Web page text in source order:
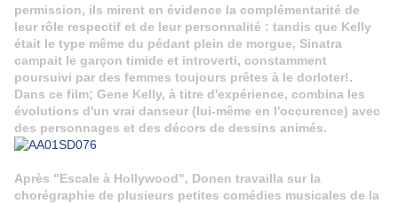
permission, ils mirent en évidence la complémentarité de
leur rôle respectif et de leur personnalité : tandis que Kelly
était le type même du pédant plein de morgue, Sinatra
campait le garçon timide et introverti, constamment
poursuivi par des femmes toujours prêtes à le dorloter!.
Dans ce film; Gene Kelly, à titre d'expérience, combina les
évolutions d'un vrai danseur (lui-même en l'occurence) avec
des personnages et des décors de dessins animés.
Après "Escale à Hollywood", Donen travailla sur la
chorégraphie de plusieurs petites comédies musicales de la